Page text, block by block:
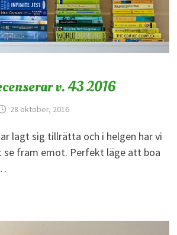
v. 43 2016
28 oktober, 2016
lagt sig tillrätta och i helgen har vi
fram emot. Perfekt läge att boa